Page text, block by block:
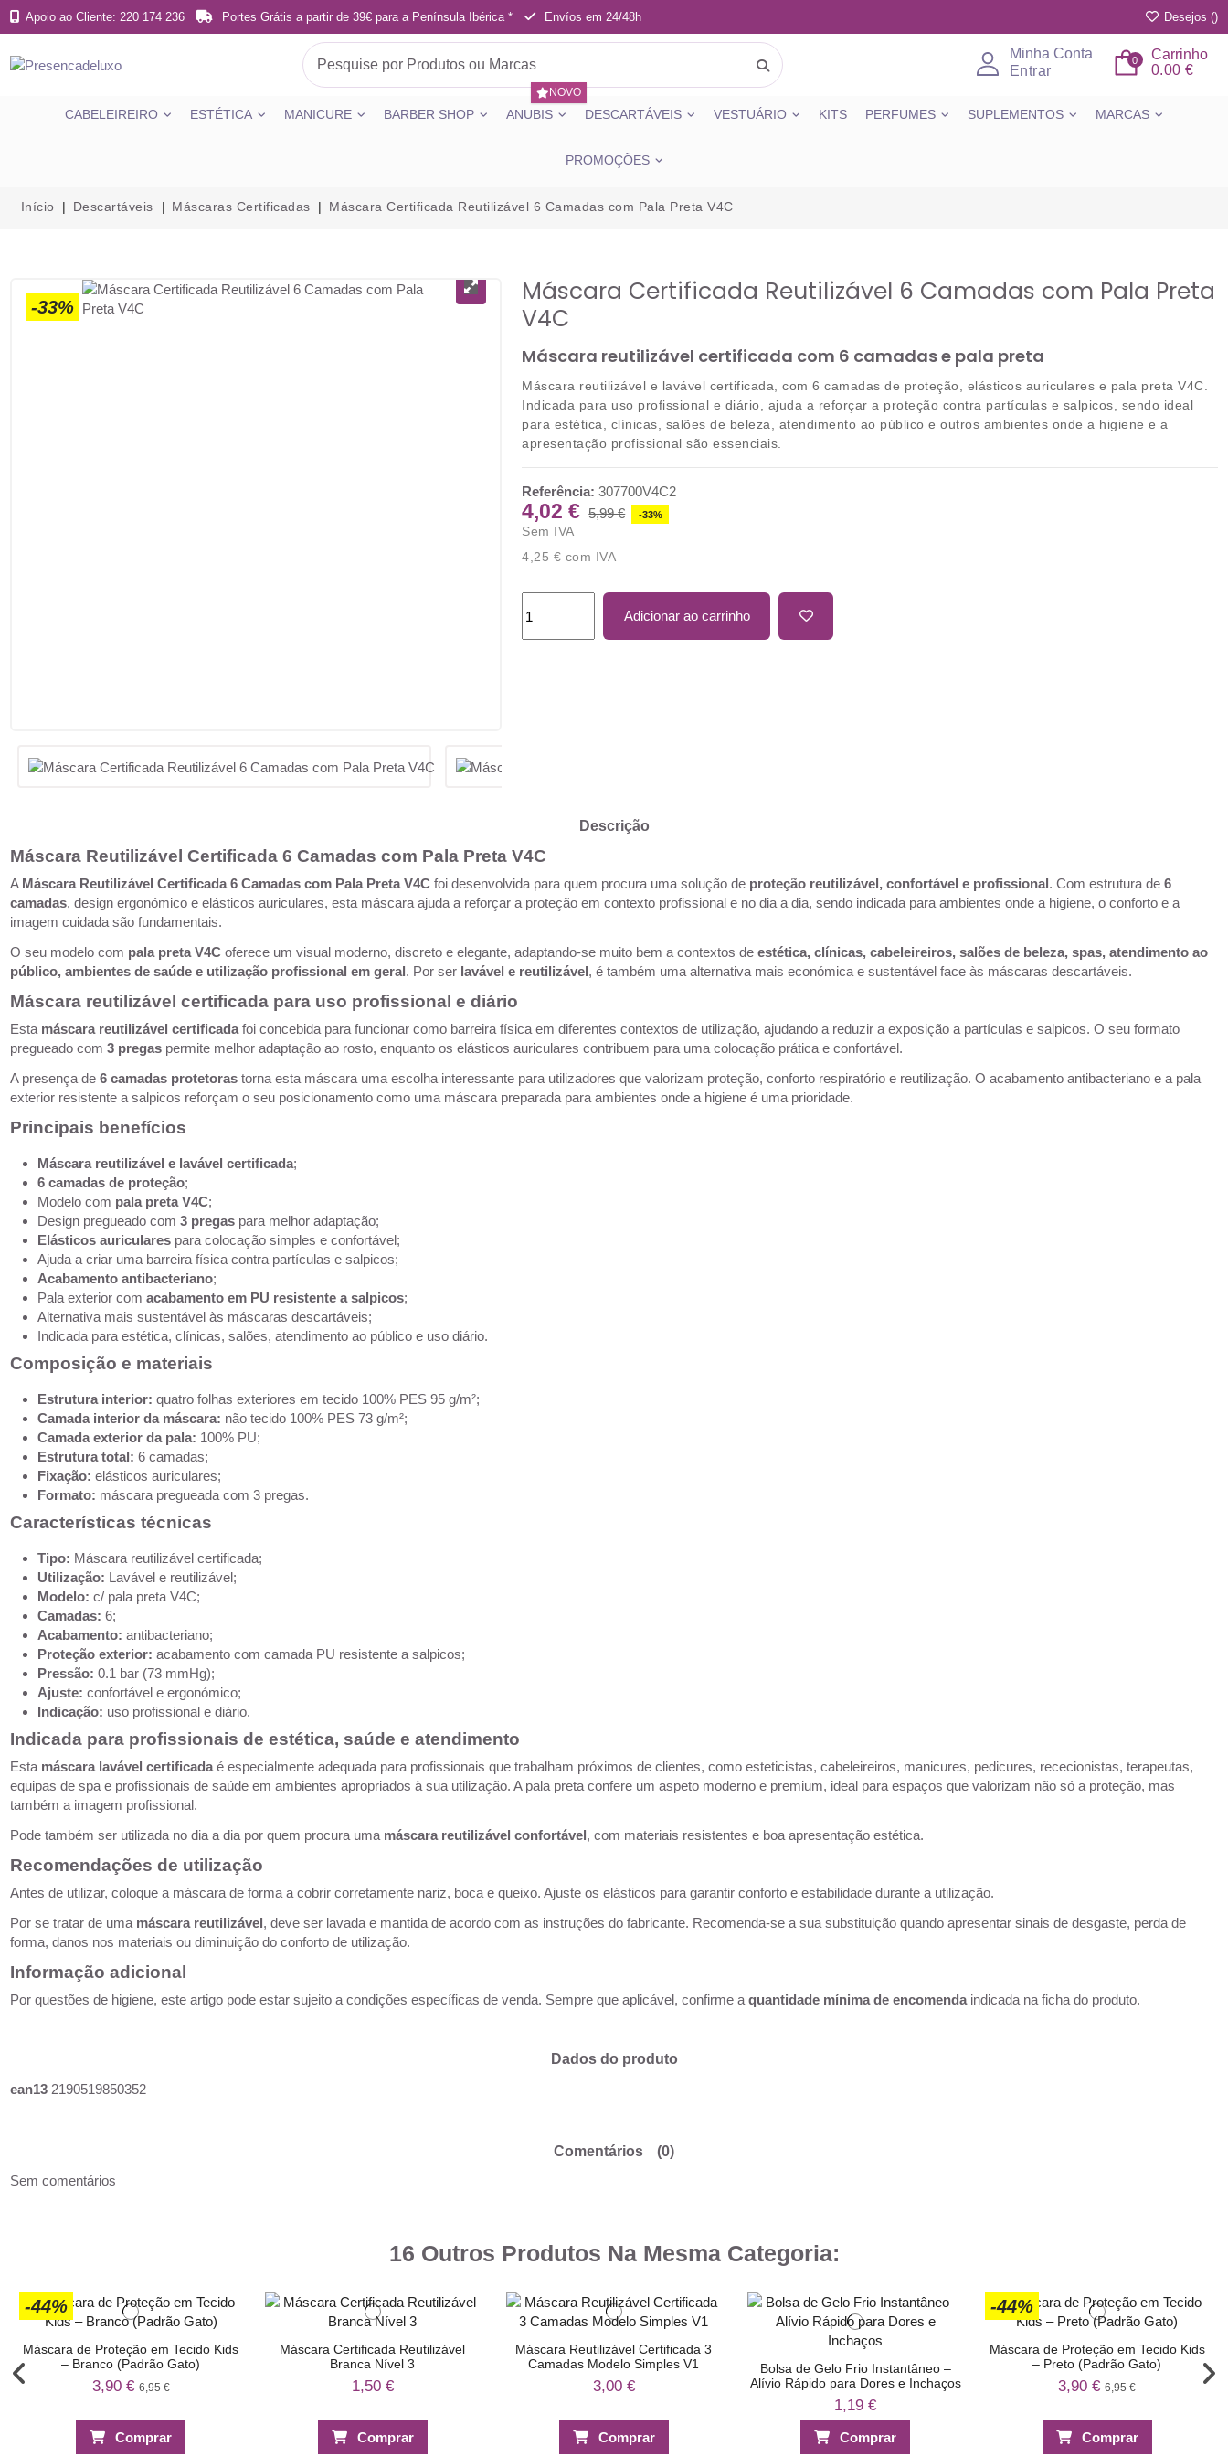
Apoio ao Cliente: 220 174 236 Portes Grátis a partir de 39€ para a Península Ibérica * Envíos em 24/48h Desejos ()
Minha Conta
Entrar
Carrinho
0
0.00 €
CABELEIREIRO ESTÉTICA MANICURE BARBER SHOP ANUBIS
NOVO
DESCARTÁVEIS VESTUÁRIO KITS PERFUMES SUPLEMENTOS MARCAS
PROMOÇÕES
Início Descartáveis Máscaras Certificadas Máscara Certificada Reutilizável 6 Camadas com Pala Preta V4C
-33%
Máscara Certificada Reutilizável 6 Camadas com Pala Preta
V4C
Máscara reutilizável certificada com 6 camadas e pala preta
Máscara reutilizável e lavável certificada , com6 camadas de proteção , elásticos auriculares e pala preta V4C
Indicada para uso profissional e diário, ajuda a reforçar a proteção contra partículas e salpicos, sendo ideal
para estética, clínicas, salões de beleza, atendimento ao público e outros ambientes onde a higiene e a
apresentação profissional são essenciais.
Referência: 307700V4C2
4,02 € 5,99 € -33%
Sem IVA
4,25 € com IVA
Adicionar ao carrinho
Descrição
Máscara Reutilizável Certificada 6 Camadas com Pala Preta V4C
A Máscara Reutilizável Certificada 6 Camadas com Pala Preta V4C foi desenvolvida para quem procura uma solução de proteção reutilizável, confortável e profissional. Com estrutura de6
camadas, design ergonómico e elásticos auriculares, esta máscara ajuda a reforçar a proteção em contexto profissional e no dia a dia, sendo indicada para ambientes onde a higiene, o conforto e a
imagem cuidada são fundamentais.
O seu modelo com pala preta V4C oferece um visual moderno, discreto e elegante, adaptando-se muito bem a contextos deestética, clínicas, cabeleireiros, salões de beleza, spas, atendimento ao
público, ambientes de saúde e utilização profissional em geral. Por ser lavável e reutilizável, é também uma alternativa mais económica e sustentável face às máscaras descartáveis.
Máscara reutilizável certificada para uso profissional e diário
Esta máscara reutilizável certificada foi concebida para funcionar como barreira física em diferentes contextos de utilização, ajudando a reduzir a exposição a partículas e salpicos. O seu formato
pregueado com3 pregas permite melhor adaptação ao rosto, enquanto os elásticos auriculares contribuem para uma colocação prática e confortável.
A presença de6 camadas protetoras torna esta máscara uma escolha interessante para utilizadores que valorizam proteção, conforto respiratório e reutilização. O acabamento antibacteriano e a pala
exterior resistente a salpicos reforçam o seu posicionamento como uma máscara preparada para ambientes onde a higiene é uma prioridade.
Principais benefícios
Máscara reutilizável e lavável certificada;
6 camadas de proteção;
Modelo com pala preta V4C;
Design pregueado com3 pregas para melhor adaptação;
Elásticos auriculares para colocação simples e confortável;
Ajuda a criar uma barreira física contra partículas e salpicos;
Acabamento antibacteriano;
Pala exterior comacabamento em PU resistente a salpicos;
Alternativa mais sustentável às máscaras descartáveis;
Indicada para estética, clínicas, salões, atendimento ao público e uso diário.
Composição e materiais
Estrutura interior: quatro folhas exteriores em tecido 100% PES 95 g/m²;
Camada interior da máscara: não tecido 100% PES 73 g/m²;
Camada exterior da pala: 100% PU;
Estrutura total: 6 camadas;
Fixação: elásticos auriculares;
Formato: máscara pregueada com 3 pregas.
Características técnicas
Tipo: Máscara reutilizável certificada;
Utilização: Lavável e reutilizável;
Modelo: c/ pala preta V4C;
Camadas: 6;
Acabamento: antibacteriano;
Proteção exterior: acabamento com camada PU resistente a salpicos;
Pressão: 0.1 bar (73 mmHg);
Ajuste: confortável e ergonómico;
Indicação: uso profissional e diário.
Indicada para profissionais de estética, saúde e atendimento
Esta máscara lavável certificada é especialmente adequada para profissionais que trabalham próximos de clientes, como esteticistas, cabeleireiros, manicures, pedicures, rececionistas, terapeutas,
equipas de spa e profissionais de saúde em ambientes apropriados à sua utilização. A pala preta confere um aspeto moderno e premium, ideal para espaços que valorizam não só a proteção, mas
também a imagem profissional.
Pode também ser utilizada no dia a dia por quem procura uma máscara reutilizável confortável, com materiais resistentes e boa apresentação estética.
Recomendações de utilização
Antes de utilizar, coloque a máscara de forma a cobrir corretamente nariz, boca e queixo. Ajuste os elásticos para garantir conforto e estabilidade durante a utilização.
Por se tratar de uma máscara reutilizável, deve ser lavada e mantida de acordo com as instruções do fabricante. Recomenda-se a sua substituição quando apresentar sinais de desgaste, perda de
forma, danos nos materiais ou diminuição do conforto de utilização.
Informação adicional
Por questões de higiene, este artigo pode estar sujeito a condições específicas de venda. Sempre que aplicável, confirme aquantidade mínima de encomenda indicada na ficha do produto.
Dados do produto
ean13 2190519850352
Comentários
(0)
Sem comentários
16 Outros Produtos Na Mesma Categoria:
-44%
Máscara de Proteção em Tecido Kids
– Branco (Padrão Gato)
3,90 € 6,95 €
Comprar
Máscara Certificada Reutilizável
Branca Nível 3
1,50 €
Comprar
Máscara Reutilizável Certificada 3
Camadas Modelo Simples V1
3,00 €
Comprar
Bolsa de Gelo Frio Instantâneo –
Alívio Rápido para Dores e Inchaços
1,19 €
Comprar
-44%
Máscara de Proteção em Tecido Kids
– Preto (Padrão Gato)
3,90 €6,95 €
Comprar